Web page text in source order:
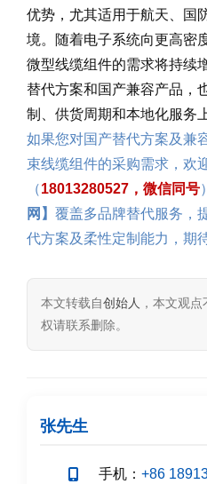
优势，尤其适用于航天、国
境。随着电子系统向更高密
微型线缆组件的需求将持续
替代方案和国产兼容产品，
制、供货周期和本地化服务
如果您对国产替代方案及兼
束线缆组件的采购需求，欢
（18013280527，微信同号
网】 覆盖多品牌替代服务，
代方案及柔性定制能力，期
本文转载自创始人 ，本文观
权请联系删除。
张先生
手机： +86